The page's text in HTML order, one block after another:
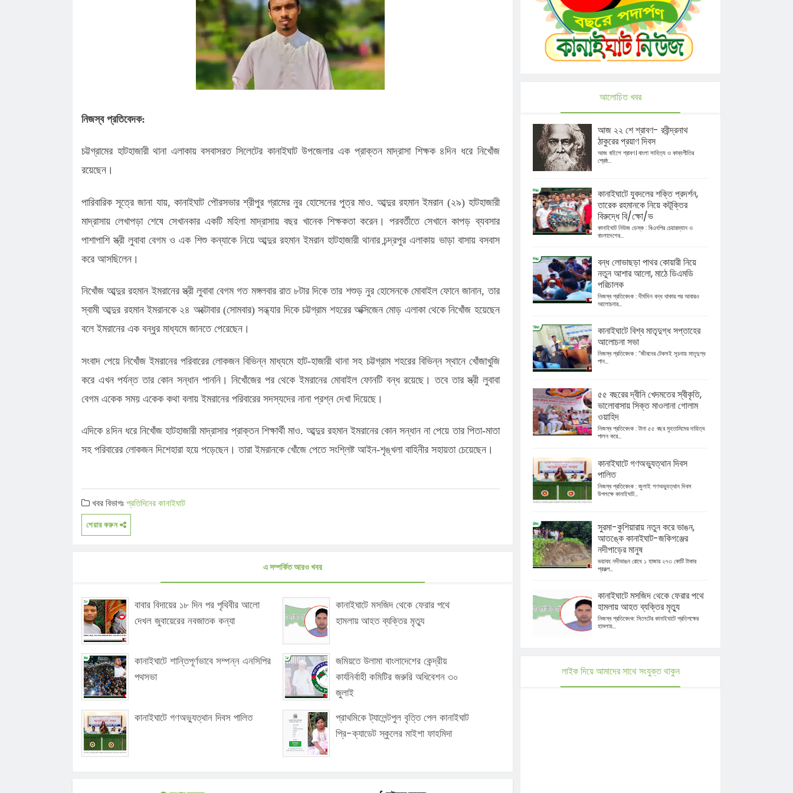
পাটোয়ারীরা, জানালেন কৃতজ্ঞতা
কানাইঘাটে শান্তিপূর্ণভাবে সম্পন্ন এনসিপির পথসভা
কানাইঘাটে এনসিপির মঞ্চ প্রস্তুত, ক'ড়া
নি'রা'প'ত্তা'য় পদযাত্রা আজ
কানাইঘাটের নতুন ইউএনও’র যোগদান, দায়িত্ব পালনে
লোভাছড়ার জব্দকৃত পাথর পা'চা'র'কালে ভলগেটসহ
রাত পোহালেই কানাইঘাটে এনসিপির পদযাত্রা, আসছেন
বৈধপথে অর্থ পাঠানোর আহ্বান
নিজস্ব প্রতিবেদক:
চট্টগ্রামের হাটহাজারী থানা এলাকায় বসবাসরত সিলেটের কানাইঘাট উপজেলার এক প্রাক্তন মাদ্রাসা শিক্ষক ৪দিন ধরে নিখোঁজ
রয়েছেন।
পারিবারিক সূত্রে জানা যায়, কানাইঘাট পৌরসভার শ্রীপুর গ্রামের নুর হোসেনের পুত্র মাও. আব্দুর রহমান ইমরান (২৯) হাটহাজারী
মাদ্রাসায় লেখাপড়া শেষে সেখানকার একটি মহিলা মাদ্রাসায় বছর খানেক শিক্ষকতা করেন। পরবর্তীতে সেখানে কাপড় ব্যবসার
পাশাপাশি স্ত্রী লুবাবা বেগম ও এক শিশু কন্যাকে নিয়ে আব্দুর রহমান ইমরান হাটহাজারী থানার চন্দ্রপুর এলাকায় ভাড়া বাসায় বসবাস
করে আসছিলেন।
নিখোঁজ আব্দুর রহমান ইমরানের স্ত্রী লুবাবা বেগম গত মঙ্গলবার রাত ৮টার দিকে তার শশুড় নুর হোসেনকে মোবাইল ফোনে জানান, তার
স্বামী আব্দুর রহমান ইমরানকে ২৪ অক্টোবার (সোমবার) সন্ধ্যার দিকে চট্টগ্রাম শহরের অক্সিজেন মোড় এলাকা থেকে নিখোঁজ হয়েছেন
বলে ইমরানের এক বন্ধুর মাধ্যমে জানতে পেরেছেন।
সংবাদ পেয়ে নিখোঁজ ইমরানের পরিবারের লোকজন বিভিন্ন মাধ্যমে হাট-হাজারী থানা সহ চট্টগ্রাম শহরের বিভিন্ন স্থানে খোঁজাখুজি
করে এখন পর্যন্ত তার কোন সন্ধান পাননি। নিখোঁজের পর থেকে ইমরানের মোবাইল ফোনটি বন্ধ রয়েছে। তবে তার স্ত্রী লুবাবা
বেগম একেক সময় একেক কথা বলায় ইমরানের পরিবারের সদস্যদের নানা প্রশ্ন দেখা দিয়েছে।
এদিকে ৪দিন ধরে নিখোঁজ হাটহাজারী মাদ্রাসার প্রাক্তন শিক্ষার্থী মাও. আব্দুর রহমান ইমরানের কোন সন্ধান না পেয়ে তার পিতা-মাতা
সহ পরিবারের লোকজন দিশেহারা হয়ে পড়েছেন। তারা ইমরানকে খোঁজে পেতে সংশ্লিষ্ট আইন-শৃঙ্খলা বাহিনীর সহায়তা চেয়েছেন।
খবর বিভাগঃপ্রতিদিনের কানাইঘাট
শেয়ার করুন
এ সম্পর্কিত আরও খবর
বাবার বিদায়ের ১৮ দিন পর পৃথিবীর আলো
দেখল জুবায়েরের নবজাতক কন্যা
কানাইঘাটে মসজিদ থেকে ফেরার পথে
হামলায় আহত ব্যক্তির মৃত্যু
কানাইঘাটে শান্তিপূর্ণভাবে সম্পন্ন এনসিপির
পথসভা
জমিয়তে উলামা বাংলাদেশের কেন্দ্রীয়
কার্যনির্বাহী কমিটির জরুরি অধিবেশন ৩০
জুলাই
কানাইঘাটে গণঅভ্যুত্থান দিবস পালিত
প্রাথমিকে ট্যালেন্টপুল বৃত্তি পেল কানাইঘাট
প্রি-ক্যাডেট স্কুলের মাইশা ফাহমিদা
আলোচিত খবর
আজ ২২ শে শ্রাবণ- রবীন্দ্রনাথ
ঠাকুরের প্রয়াণ দিবস
আজ বাইশে শ্রাবণ। বাংলা সাহিত্য ও কাব্যগীতির
শ্রেষ্ঠ...
কানাইঘাটে যুবদলের শক্তি প্রদর্শন,
তারেক রহমানকে নিয়ে কটূক্তির
বিরুদ্ধে বি/ক্ষো/ভ
কানাইঘাট নিউজ ডেস্ক : বিএনপির চেয়ারম্যান ও
বাংলাদেশের...
বন্ধ লোভাছড়া পাথর কোয়ারী নিয়ে
নতুন আশার আলো, মাঠে ডিএমডি
পরিচালক
নিজস্ব প্রতিবেদক : দীর্ঘদিন বন্ধ থাকার পর আবারও
আলোচনার...
কানাইঘাটে বিশ্ব মাতৃদুগ্ধ সপ্তাহের
আলোচনা সভা
নিজস্ব প্রতিবেদক : “জীবনের টেকসই সূচনায় মাতৃদুগ্ধ
পান...
৫৫ বছরের দ্বীনি খেদমতের স্বীকৃতি,
ভালোবাসায় সিক্ত মাওলানা গোলাম
ওয়াহিদ
নিজস্ব প্রতিবেদক : টানা ৫৫ বছর মুহতামিমের দায়িত্ব
পালন করে...
কানাইঘাটে গণঅভ্যুত্থান দিবস
পালিত
নিজস্ব প্রতিবেদক : জুলাই গণঅভ্যুত্থান দিবস
উপলক্ষে কানাইঘাট...
সুরমা-কুশিয়ারায় নতুন করে ভাঙন,
আতঙ্কে কানাইঘাট-জকিগঞ্জের
নদীপাড়ের মানুষ
ভয়াবহ নদীভাঙন রোধে ১ হাজার ২৭৩ কোটি টাকার
প্রকল্প...
কানাইঘাটে মসজিদ থেকে ফেরার পথে
হামলায় আহত ব্যক্তির মৃত্যু
নিজস্ব প্রতিবেদক: সিলেটের কানাইঘাটে প্রতিপক্ষের
হামলায়...
লাইক দিয়ে আমাদের সাথে সংযুক্ত থাকুন